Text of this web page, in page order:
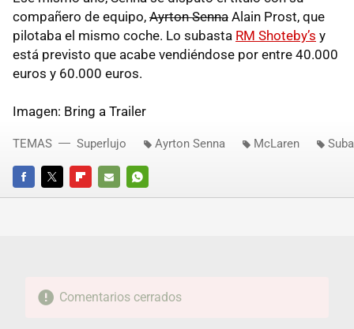
compañero de equipo, Ayrton Senna Alain Prost, que
pilotaba el mismo coche. Lo subasta RM Shoteby’s y
está previsto que acabe vendiéndose por entre 40.000
euros y 60.000 euros.
Imagen: Bring a Trailer
FACEBOOKTWITTERFLIPBOARD
E-
WHATSAPP
TEMAS Superlujo Ayrton Senna McLaren
Comentarios cerrados